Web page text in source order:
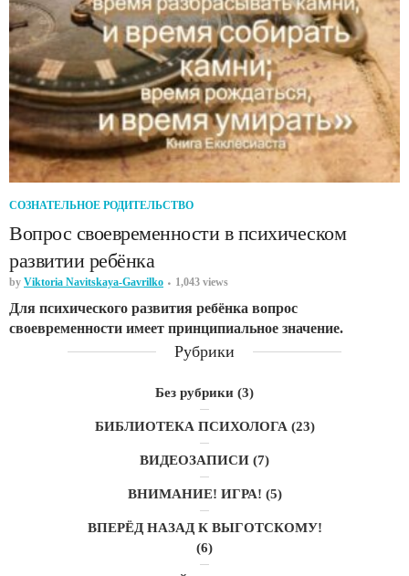
СОЗНАТЕЛЬНОЕ РОДИТЕЛЬСТВО
Вопрос своевременности в психическом
развитии ребёнка
by Viktoria Navitskaya-Gavrilko 1,043 views
Для психического развития ребёнка вопрос
своевременности имеет принципиальное значение.
Рубрики
Без рубрики (3)
БИБЛИОТЕКА ПСИХОЛОГА (23)
ВИДЕОЗАПИСИ (7)
ВНИМАНИЕ! ИГРА! (5)
ВПЕРЁД НАЗАД К ВЫГОТСКОМУ!
(6)